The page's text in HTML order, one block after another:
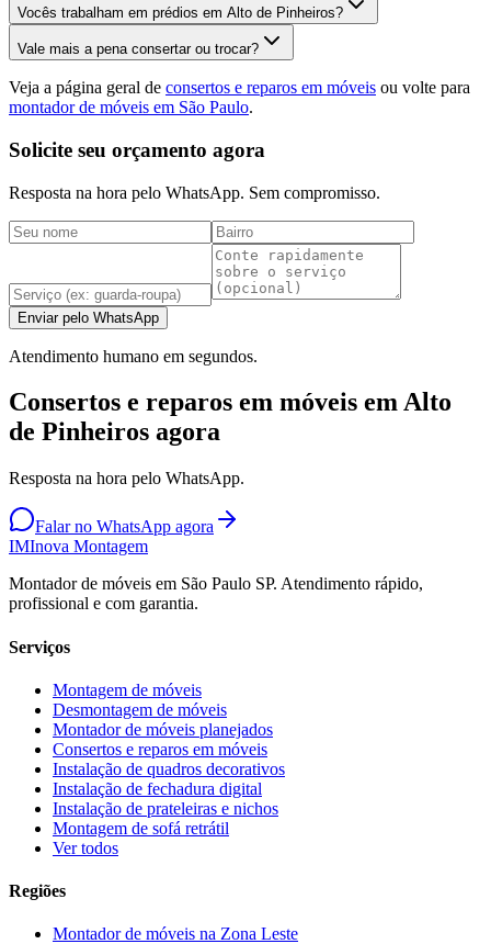
Vocês trabalham em prédios em Alto de Pinheiros?
Vale mais a pena consertar ou trocar?
Veja a página geral de consertos e reparos em móveis ou volte para
montador de móveis em São Paulo.
Solicite seu orçamento agora
Resposta na hora pelo WhatsApp. Sem compromisso.
Enviar pelo WhatsApp
Atendimento humano em segundos.
Consertos e reparos em móveis em Alto
de Pinheiros agora
Resposta na hora pelo WhatsApp.
Falar no WhatsApp agora
IMInova Montagem
Montador de móveis em São Paulo SP. Atendimento rápido,
profissional e com garantia.
Serviços
Montagem de móveis
Desmontagem de móveis
Montador de móveis planejados
Consertos e reparos em móveis
Instalação de quadros decorativos
Instalação de fechadura digital
Instalação de prateleiras e nichos
Montagem de sofá retrátil
Ver todos
Regiões
Montador de móveis na Zona Leste